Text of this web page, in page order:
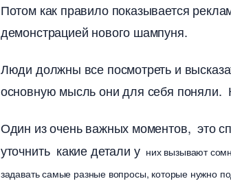
Потом как правило показывается
демонстрацией нового шампуня.
Люди должны все посмотреть и
основную мысль они для себя поняли.
Один из очень важных моментов, это
уточнить какие детали у них вызывают
задавать самые разные вопросы, которые нужно